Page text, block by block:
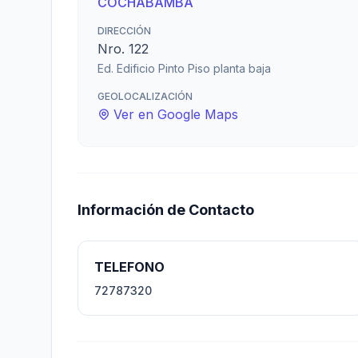
DIRECCIÓN
Nro. 122
Ed. Edificio Pinto Piso planta baja
GEOLOCALIZACIÓN
Ver en Google Maps
Información de Contacto
TELEFONO
72787320